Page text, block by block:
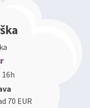
16h
70 EUR